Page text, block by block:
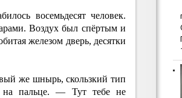
восемьдесят человек.
Воздух был спёртым и
железом дверь, десятки
же шнырь, скользкий тип
на пальце. — Тут тебе не